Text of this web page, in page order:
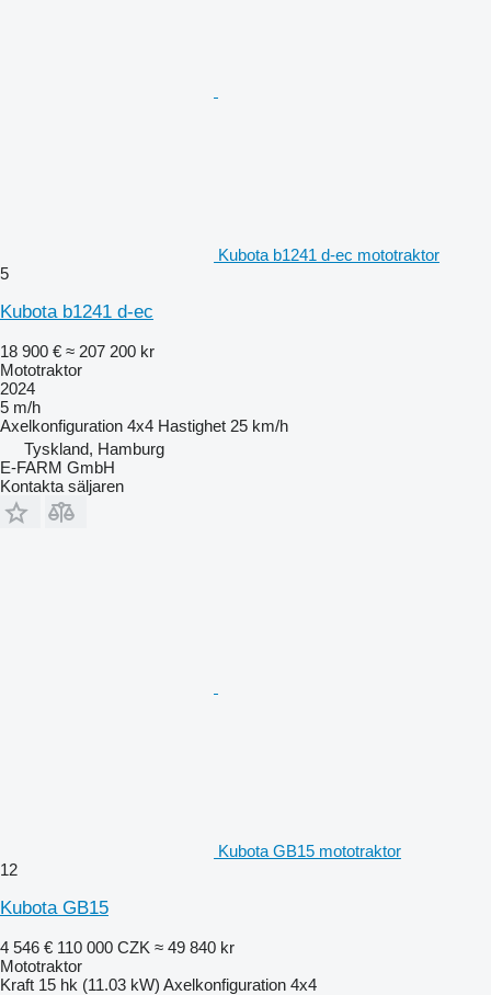
Kubota b1241 d-ec mototraktor
5
Kubota b1241 d-ec
18 900 € ≈ 207 200 kr
Mototraktor
2024
5 m/h
Axelkonfiguration 4x4 Hastighet 25 km/h
Tyskland, Hamburg
E-FARM GmbH
Kontakta säljaren
Kubota GB15 mototraktor
12
Kubota GB15
4 546 € 110 000 CZK ≈ 49 840 kr
Mototraktor
Kraft 15 hk (11.03 kW) Axelkonfiguration 4x4